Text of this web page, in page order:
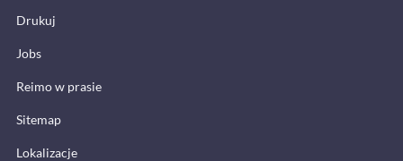
Drukuj
Jobs
Reimo w prasie
Sitemap
Lokalizacje